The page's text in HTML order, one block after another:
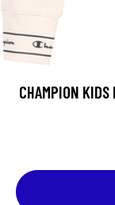
CHAMPION KIDS